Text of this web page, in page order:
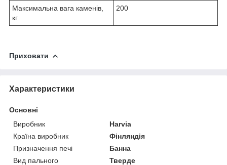
Максимальна вага каменів,
кг
200
Приховати
Характеристики
Основні
Виробник
Harvia
Країна виробник
Фінляндія
Призначення печі
Банна
Вид пального
Тверде